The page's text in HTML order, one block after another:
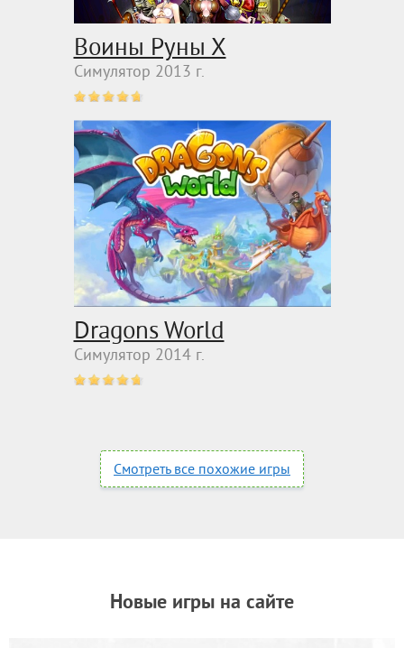
Воины Руны Х
Симулятор 2013 г.
Dragons World
Симулятор 2014 г.
Смотреть все похожие игры
Новые игры на сайте